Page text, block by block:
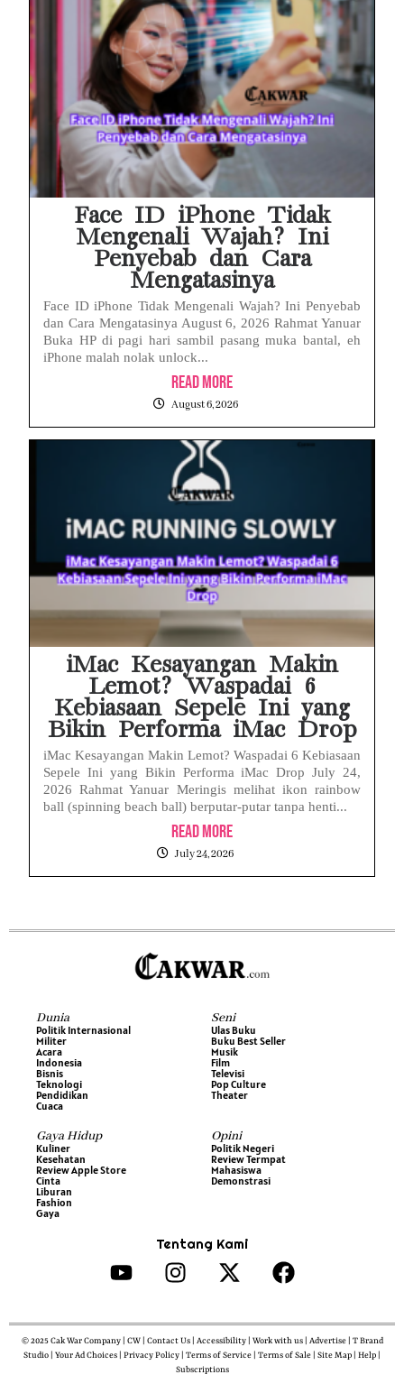
Face ID iPhone Tidak
Mengenali Wajah? Ini
Penyebab dan Cara
Mengatasinya
Face ID iPhone Tidak Mengenali Wajah? Ini Penyebab
dan Cara Mengatasinya August 6, 2026 Rahmat Yanuar
Buka HP di pagi hari sambil pasang muka bantal, eh
iPhone malah nolak unlock...
Read More
August 6, 2026
iMac Kesayangan Makin
Lemot? Waspadai 6
Kebiasaan Sepele Ini yang
Bikin Performa iMac Drop
iMac Kesayangan Makin Lemot? Waspadai 6 Kebiasaan
Sepele Ini yang Bikin Performa iMac Drop July 24,
2026 Rahmat Yanuar Meringis melihat ikon rainbow
ball (spinning beach ball) berputar-putar tanpa henti...
Read More
July 24, 2026
Dunia
Politik Internasional
Militer
Acara
Indonesia
Bisnis
Teknologi
Pendidikan
Cuaca
Seni
Ulas Buku
Buku Best Seller
Musik
Film
Televisi
Pop Culture
Theater
Gaya Hidup
Kuliner
Kesehatan
Review Apple Store
Cinta
Liburan
Fashion
Gaya
Opini
Politik Negeri
Review Termpat
Mahasiswa
Demonstrasi
Tentang Kami
© 2025 Cak War Company | CW | Contact Us | Accessibility | Work with us | Advertise | T Brand
Studio | Your Ad Choices | Privacy Policy | Terms of Service | Terms of Sale | Site Map | Help |
Subscriptions